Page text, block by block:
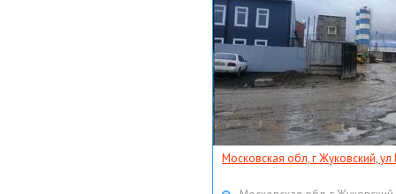
Московская обл, г Жуковский,